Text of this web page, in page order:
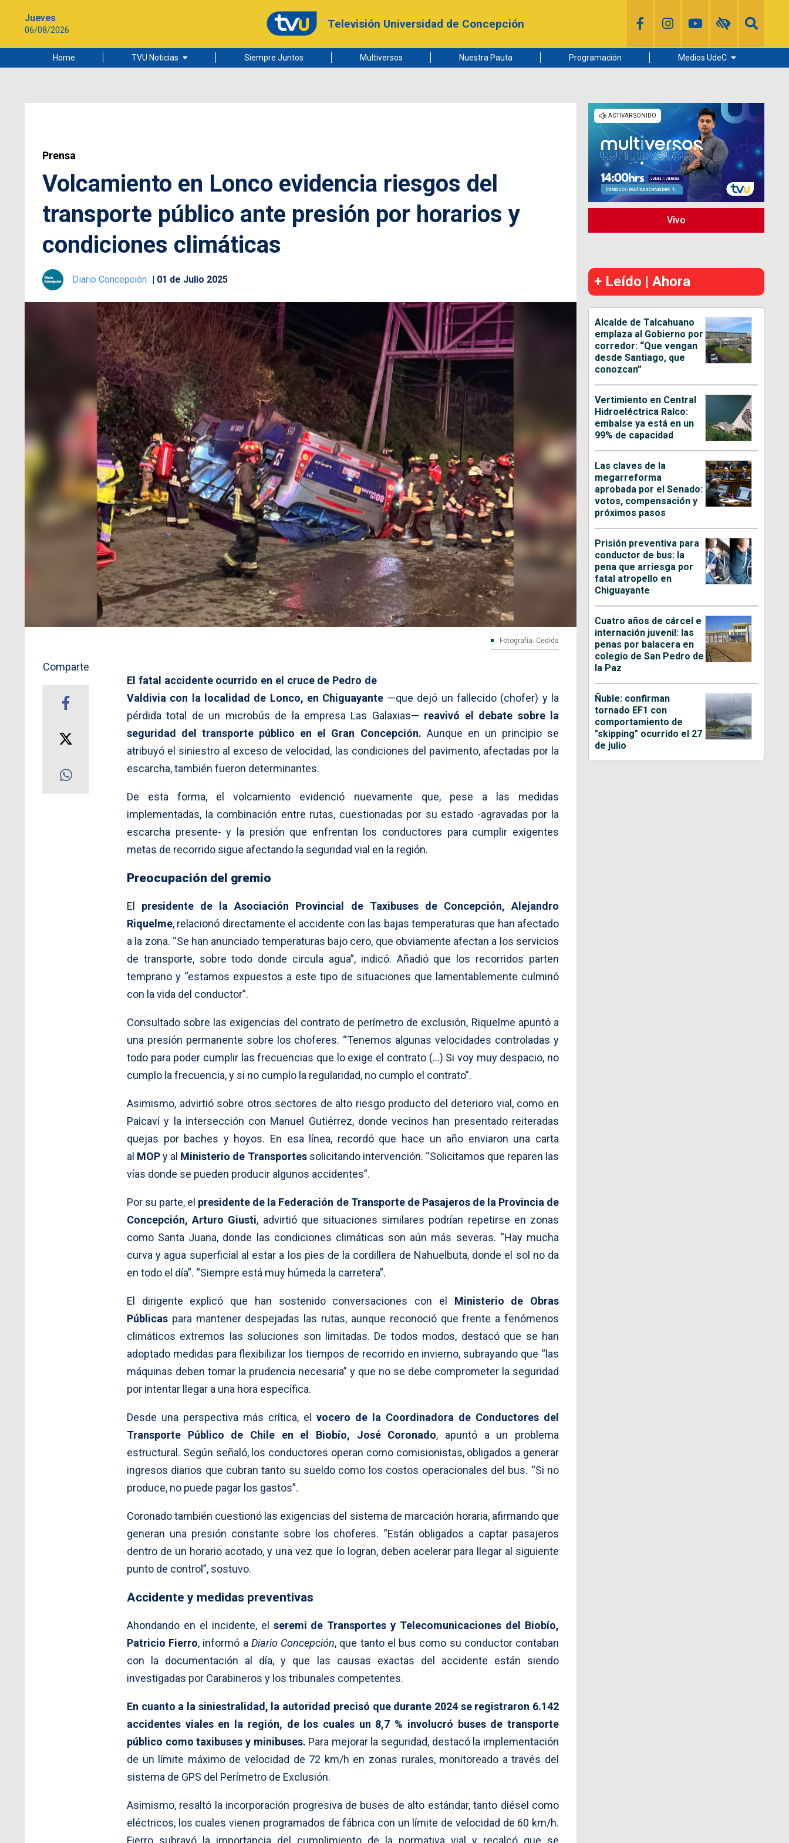
Jueves
06/08/2026 Televisión Universidad de Concepción
Home TVU Noticias
Ciudad
Siempre Juntos Multiversos Nuestra Pauta Programación Medios UdeC
Radio UdeC
Noticias UdeC
La Discusión
Prensa
Volcamiento en Lonco evidencia riesgos del
transporte público ante presión por horarios y
condiciones climáticas
Diario Concepción 01 de Julio 2025
Fotografía: Cedida
Comparte
El fatal accidente ocurrido en el cruce de Pedro de
Valdivia con la localidad de Lonco, en Chiguayante —que dejó un fallecido (chofer) y la
pérdida total de un microbús de la empresa Las Galaxias— reavivó el debate sobre la
seguridad del transporte público en el Gran Concepción. Aunque en un principio se
atribuyó el siniestro al exceso de velocidad, las condiciones del pavimento, afectadas por la
escarcha, también fueron determinantes.
De esta forma, el volcamiento evidenció nuevamente que, pese a las medidas
implementadas, la combinación entre rutas, cuestionadas por su estado -agravadas por la
escarcha presente- y la presión que enfrentan los conductores para cumplir exigentes
metas de recorrido sigue afectando la seguridad vial en la región.
Preocupación del gremio
El presidente de la Asociación Provincial de Taxibuses de Concepción, Alejandro
Riquelme, relacionó directamente el accidente con las bajas temperaturas que han afectado
a la zona. “Se han anunciado temperaturas bajo cero, que obviamente afectan a los servicios
de transporte, sobre todo donde circula agua”, indicó. Añadió que los recorridos parten
temprano y “estamos expuestos a este tipo de situaciones que lamentablemente culminó
con la vida del conductor”.
Consultado sobre las exigencias del contrato de perímetro de exclusión, Riquelme apuntó a
una presión permanente sobre los choferes. “Tenemos algunas velocidades controladas y
todo para poder cumplir las frecuencias que lo exige el contrato (…) Si voy muy despacio, no
cumplo la frecuencia, y si no cumplo la regularidad, no cumplo el contrato”.
Asimismo, advirtió sobre otros sectores de alto riesgo producto del deterioro vial, como en
Paicaví y la intersección con Manuel Gutiérrez, donde vecinos han presentado reiteradas
quejas por baches y hoyos. En esa línea, recordó que hace un año enviaron una carta
al MOPy al Ministerio de Transportessolicitando intervención. “Solicitamos que reparen las
vías donde se pueden producir algunos accidentes”.
Por su parte, el presidente de la Federación de Transporte de Pasajeros de la Provincia de
Concepción, Arturo Giusti, advirtió que situaciones similares podrían repetirse en zonas
como Santa Juana, donde las condiciones climáticas son aún más severas. “Hay mucha
curva y agua superficial al estar a los pies de la cordillera de Nahuelbuta, donde el sol no da
en todo el día”. “Siempre está muy húmeda la carretera”.
El dirigente explicó que han sostenido conversaciones con el Ministerio de Obras
Públicas para mantener despejadas las rutas, aunque reconoció que frente a fenómenos
climáticos extremos las soluciones son limitadas. De todos modos, destacó que se han
adoptado medidas para flexibilizar los tiempos de recorrido en invierno, subrayando que “las
máquinas deben tomar la prudencia necesaria” y que no se debe comprometer la seguridad
por intentar llegar a una hora específica.
Desde una perspectiva más crítica, el vocero de la Coordinadora de Conductores del
Transporte Público de Chile en el Biobío, José Coronado, apuntó a un problema
estructural. Según señaló, los conductores operan como comisionistas, obligados a generar
ingresos diarios que cubran tanto su sueldo como los costos operacionales del bus. “Si no
produce, no puede pagar los gastos”.
Coronado también cuestionó las exigencias del sistema de marcación horaria, afirmando que
generan una presión constante sobre los choferes. “Están obligados a captar pasajeros
dentro de un horario acotado, y una vez que lo logran, deben acelerar para llegar al siguiente
punto de control”, sostuvo.
Accidente y medidas preventivas
Ahondando en el incidente, el seremi de Transportes y Telecomunicaciones del Biobío,
Patricio Fierro, informó a Diario Concepción, que tanto el bus como su conductor contaban
con la documentación al día, y que las causas exactas del accidente están siendo
investigadas por Carabineros y los tribunales competentes.
En cuanto a la siniestralidad, la autoridad precisó que durante 2024 se registraron 6.142
accidentes viales en la región, de los cuales un 8,7 % involucró buses de transporte
público como taxibuses y minibuses. Para mejorar la seguridad, destacó la implementación
de un límite máximo de velocidad de 72 km/h en zonas rurales, monitoreado a través del
sistema de GPS del Perímetro de Exclusión.
Asimismo, resaltó la incorporación progresiva de buses de alto estándar, tanto diésel como
eléctricos, los cuales vienen programados de fábrica con un límite de velocidad de 60 km/h.
Fierro subrayó la importancia del cumplimiento de la normativa vial y recalcó que se
Vivo
+ Leído | Ahora
Alcalde de Talcahuano
emplaza al Gobierno por
corredor: “Que vengan
desde Santiago, que
conozcan”
Vertimiento en Central
Hidroeléctrica Ralco:
embalse ya está en un
99% de capacidad
Las claves de la
megarreforma
aprobada por el Senado:
votos, compensación y
próximos pasos
Prisión preventiva para
conductor de bus: la
pena que arriesga por
fatal atropello en
Chiguayante
Cuatro años de cárcel e
internación juvenil: las
penas por balacera en
colegio de San Pedro de
la Paz
Ñuble: confirman
tornado EF1 con
comportamiento de
"skipping" ocurrido el 27
de julio